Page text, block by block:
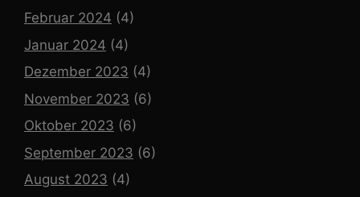
Februar 2024 (4)
Januar 2024 (4)
Dezember 2023 (4)
November 2023 (6)
Oktober 2023 (6)
September 2023 (6)
August 2023 (4)